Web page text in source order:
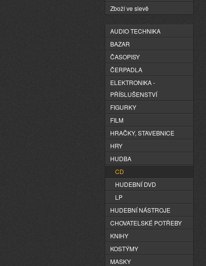
Zboží ve slevě
AUDIO TECHNIKA
BAZAR
ČASOPISY
ČERPADLA
ELEKTRONIKA -
PŘÍSLUŠENSTVÍ
FIGURKY
FILM
HRAČKY, STAVEBNICE
HRY
HUDBA
CD
HUDEBNÍ DVD
LP
HUDEBNÍ NÁSTROJE
CHOVATELSKÉ POTŘEBY
KNIHY
KOSTÝMY
MASKY